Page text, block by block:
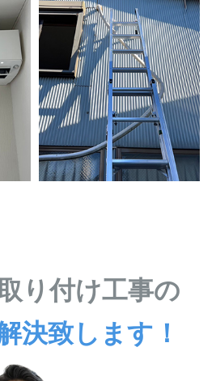
り付け工事の
決致します！